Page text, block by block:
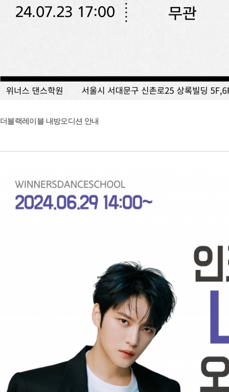
더블랙레이블 내방오디션 안내